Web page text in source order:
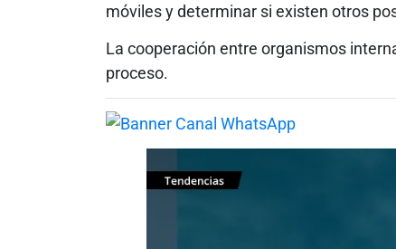
móviles y determinar si existen otros
La cooperación entre organismos
proceso.